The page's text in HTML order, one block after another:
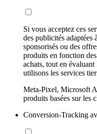
Si vous acceptez ces
des publicités adaptées
sponsorisés ou des
produits en fonction
achats, tout en
utilisons les services
Meta-Pixel, Microsoft
produits basées sur les
Conversion-Tracking